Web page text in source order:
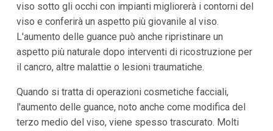
viso sotto gli occhi con impianti migliorerà i contorni del
viso e conferirà un aspetto più giovanile al viso.
L'aumento delle guance può anche ripristinare un
aspetto più naturale dopo interventi di ricostruzione per
il cancro, altre malattie o lesioni traumatiche.
Quando si tratta di operazioni cosmetiche facciali,
l'aumento delle guance, noto anche come modifica del
terzo medio del viso, viene spesso trascurato. Molti